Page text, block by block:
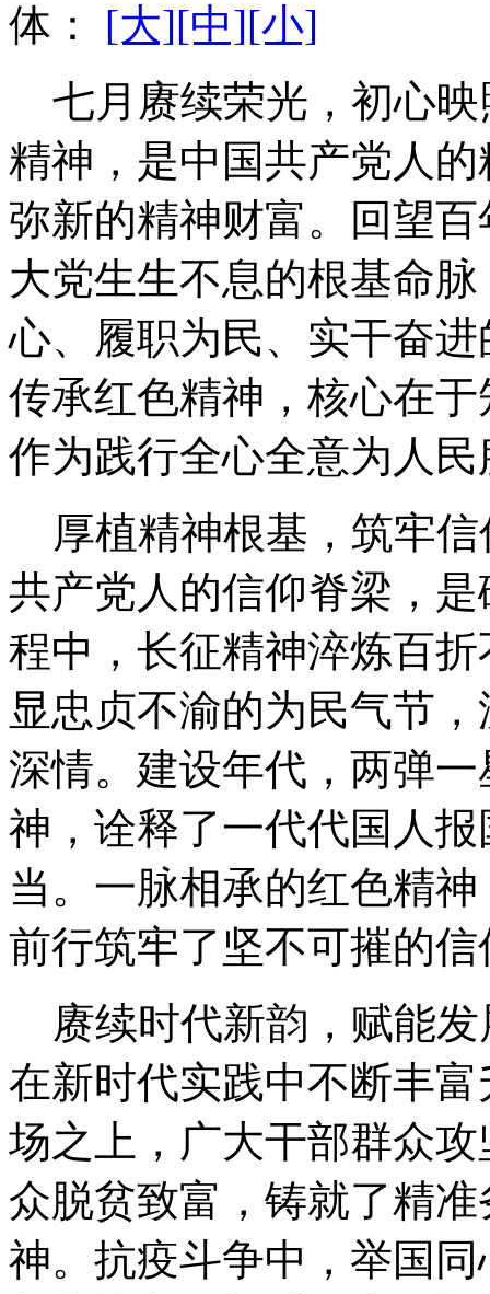
体： [大][中][小]
七月赓续荣光，初心映
精神，是中国共产党人
弥新的精神财富。回望
大党生生不息的根基命
心、履职为民、实干奋
传承红色精神，核心在
作为践行全心全意为人
厚植精神根基，筑牢信
共产党人的信仰脊梁，
程中，长征精神淬炼百
显忠贞不渝的为民气节
深情。建设年代，两弹
神，诠释了一代代国人
当。一脉相承的红色精
前行筑牢了坚不可摧的
赓续时代新韵，赋能发
在新时代实践中不断丰
场之上，广大干部群众
众脱贫致富，铸就了精
神。抗疫斗争中，举国